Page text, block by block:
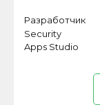
Разработчик
Security
Apps Studio